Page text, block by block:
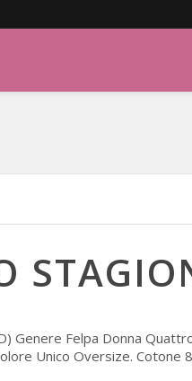
Genere Felpa Donna
Unico Oversize. Cotone